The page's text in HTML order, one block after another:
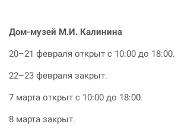
Дом-музей М.И. Калинина
20–21 февраля открыт с 10:00 до 18:00.
22–23 февраля закрыт.
7 марта открыт с 10:00 до 18:00.
8 марта закрыт.